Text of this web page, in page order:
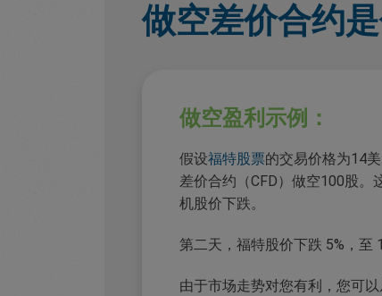
做空差价合约
做空盈利示例：
假设福特股票的交易价格为14
差价合约（CFD）做空100股。
机股价下跌。
第二天，福特股价下跌 5%，至
由于市场走势对您有利，您可以